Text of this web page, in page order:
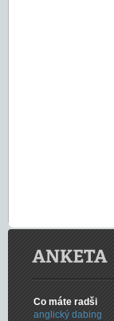
Co máte radši
anglický dabing